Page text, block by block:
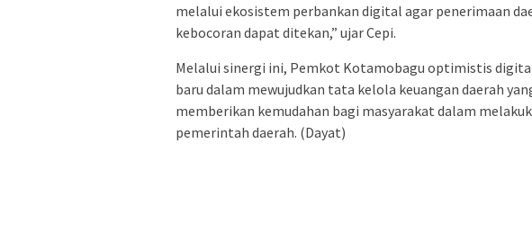
melalui ekosistem perbankan digital agar penerimaan
kebocoran dapat ditekan,” ujar Cepi.
Melalui sinergi ini, Pemkot Kotamobagu optimistis
baru dalam mewujudkan tata kelola keuangan daerah
memberikan kemudahan bagi masyarakat dalam
pemerintah daerah. (Dayat)